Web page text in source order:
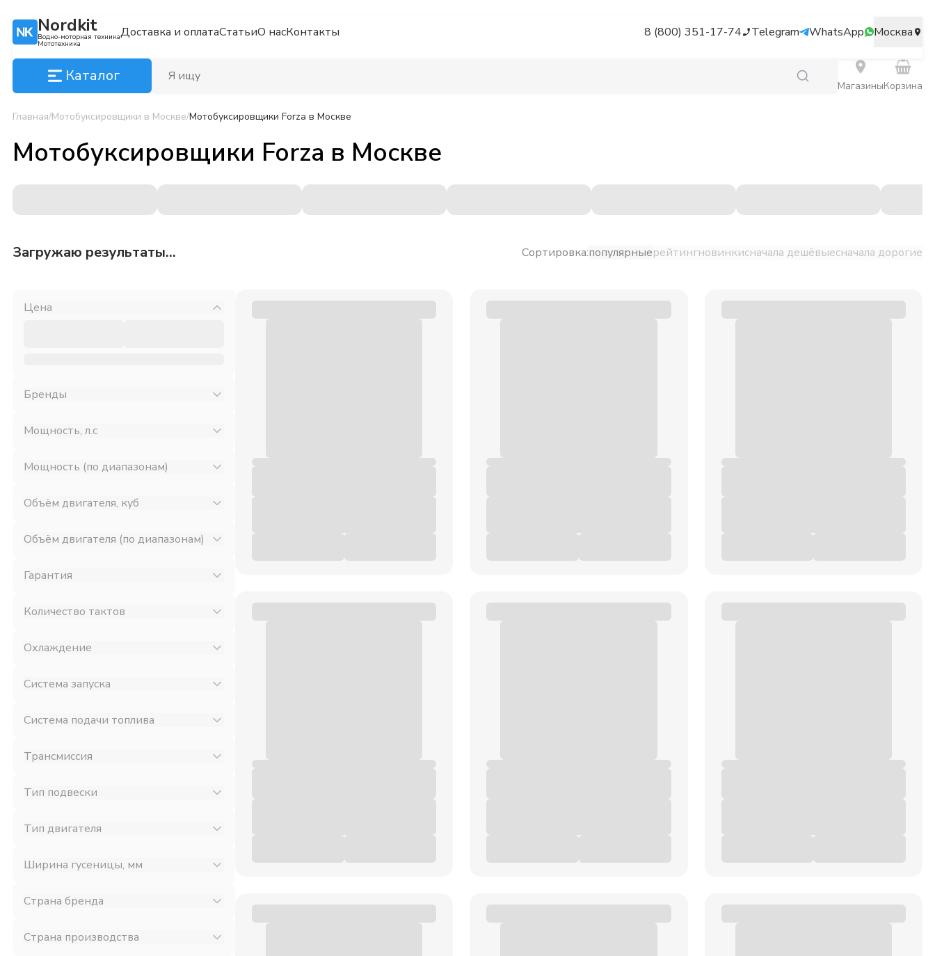
Nordkit
Водно-моторная техника
Мототехника
Доставка и оплатаСтатьиО насКонтакты 8 (800) 351-17-74 Telegram WhatsApp Москва
Каталог
МагазиныКорзина
Главная/Мотобуксировщики в Москве/Мотобуксировщики Forza в Москве
Мотобуксировщики Forza в Москве
Загружаю результаты... Сортировка:популярныерейтингновинкисначала дешёвыесначала дорогие
Цена
Бренды
Мощность, л.с
Мощность (по диапазонам)
Объём двигателя, куб
Объём двигателя (по диапазонам)
Гарантия
Количество тактов
Охлаждение
Система запуска
Система подачи топлива
Трансмиссия
Тип подвески
Тип двигателя
Ширина гусеницы, мм
Страна бренда
Страна производства